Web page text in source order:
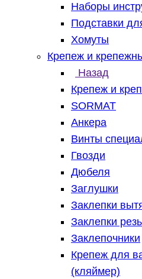
Наборы
Подставки
Хомуты
Крепеж и
Назад
Крепеж и
SORMAT
Анкера
Винты
Гвозди
Дюбеля
Заглушки
Заклепки
Заклепки
Заклепочники
Крепеж для
(кляймер)